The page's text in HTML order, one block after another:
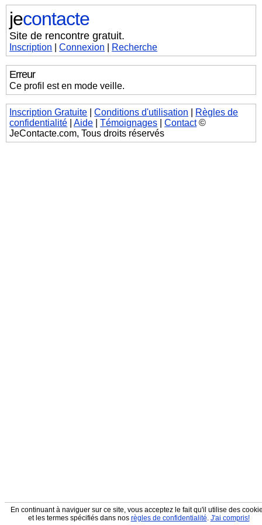
En continuant à naviguer sur ce site, vous acceptez le fait qu'il utilise des
et les termes spécifiés dans nos règles de confidentialité. J'ai compris!
jecontacte
Site de rencontre gratuit.
Inscription |Connexion Recherche
Erreur
Ce profil est en mode veille.
Inscription Gratuite |Conditions d'utilisation
Règles de
confidentialité |Aide |Témoignages |Contact©
JeContacte.com, Tous droits réservés